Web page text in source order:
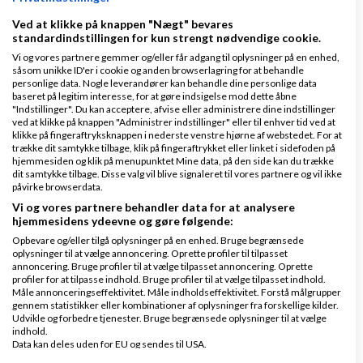
går til mere 'hårdhændede' procedurer, men selvom
vi snakker et beløb under 10.000 kr. så har jeg ikke i
sinde at giv op.
Jeg har lavet et stykke arbejde for kunden, og det
ved kunden godt.
Det er ligegyldige bagateller som omhandler
kundens egne evner til at forstå hvad tingene i
'systemet' betyder der får kunden til at vælge ikke
at vil betale, selvom problemet ville løse sig selv i
form af et bedre samarbejde om netop at få
afklaret tingene for kunden, hvis kunden netop
betalte for produktet.
Jeg forstå også godt det med tabt
arbejdsfortjeneste for kunden, hvis jeg bare lukke
Ved at klikke på knappen "Nægt" bevares
standardindstillingen for kun strengt nødvendige cookie.
Vi og vores partnere gemmer og/eller får adgang til oplysninger på en enhed,
såsom unikke ID'er i cookie og anden browserlagring for at behandle
personlige data. Nogle leverandører kan behandle dine personlige data
baseret på legitim interesse, for at gøre indsigelse mod dette åbne
"Indstillinger". Du kan acceptere, afvise eller administrere dine indstillinger
ved at klikke på knappen "Administrer indstillinger" eller til enhver tid ved at
klikke på fingeraftryksknappen i nederste venstre hjørne af webstedet. For at
trække dit samtykke tilbage, klik på fingeraftrykket eller linket i sidefoden på
hjemmesiden og klik på menupunktet Mine data, på den side kan du trække
dit samtykke tilbage. Disse valg vil blive signaleret til vores partnere og vil ikke
påvirke browserdata.
Vi og vores partnere behandler data for at analysere
hjemmesidens ydeevne og gøre følgende:
Opbevare og/eller tilgå oplysninger på en enhed. Bruge begrænsede
oplysninger til at vælge annoncering. Oprette profiler til tilpasset
annoncering. Bruge profiler til at vælge tilpasset annoncering. Oprette
profiler for at tilpasse indhold. Bruge profiler til at vælge tilpasset indhold.
Måle annonceringseffektivitet. Måle indholdseffektivitet. Forstå målgrupper
gennem statistikker eller kombinationer af oplysninger fra forskellige kilder.
Udvikle og forbedre tjenester. Bruge begrænsede oplysninger til at vælge
indhold.
Data kan deles uden for EU og sendes til USA.